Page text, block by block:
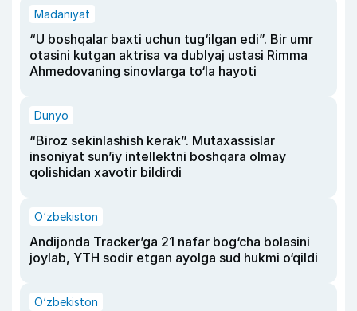
Madaniyat
“U boshqalar baxti uchun tug‘ilgan edi”. Bir umr
otasini kutgan aktrisa va dublyaj ustasi Rimma
Ahmedovaning sinovlarga to‘la hayoti
Dunyo
“Biroz sekinlashish kerak”. Mutaxassislar
insoniyat sun’iy intellektni boshqara olmay
qolishidan xavotir bildirdi
O‘zbekiston
Andijonda Tracker’ga 21 nafar bog‘cha bolasini
joylab, YTH sodir etgan ayolga sud hukmi o‘qildi
O‘zbekiston